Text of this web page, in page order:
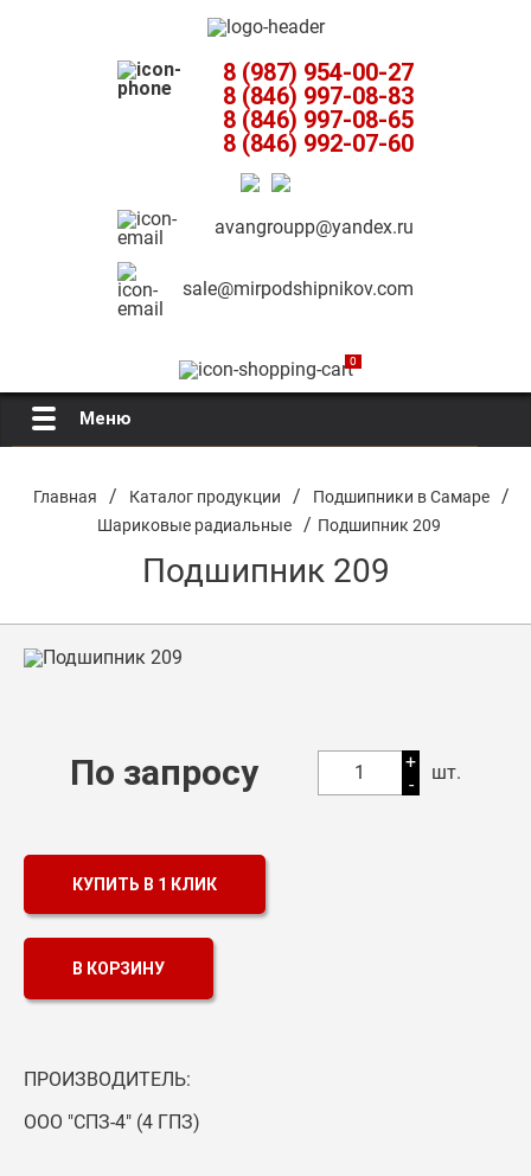
8 (987) 954-00-27
8 (846) 997-08-83
8 (846) 997-08-65
8 (846) 992-07-60
avangroupp@yandex.ru
sale@mirpodshipnikov.com
0
Меню
О компании
Цепи
Главная / Каталог продукции / Подшипники в Самаре /
Шариковые радиальные / Подшипник 209
Подшипник 209
По запросу 1
+
-
шт.
КУПИТЬ В 1 КЛИК
В КОРЗИНУ
ПРОИЗВОДИТЕЛЬ:
ООО "СПЗ-4" (4 ГПЗ)